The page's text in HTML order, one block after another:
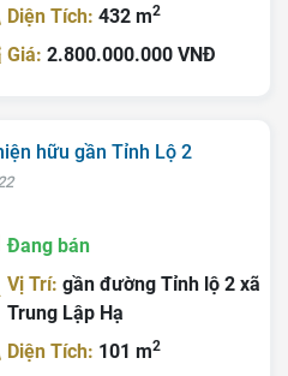
Diện Tích:432 m2
Giá:2.800.000.000 VNĐ
hữu gần Tỉnh Lộ 2
Đang bán
Vị Trí:gần đường Tỉnh lộ 2 xã
Trung Lập Hạ
Diện Tích: 101 m2